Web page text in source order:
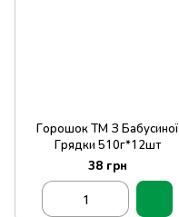
Горошок ТМ З Бабусиної
Грядки 510г*12шт
38 грн